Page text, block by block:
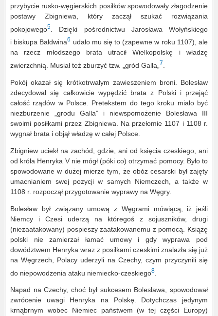
przybycie rusko-węgierskich posiłków spowodowały złagodzenie
postawy Zbigniewa, który zaczął szukać rozwiązania
pokojowego5
. Dzięki pośrednictwu Jarosława Wołyńskiego
i biskupa Baldwina6 udało mu się to (zapewne w roku 1107), ale
na rzecz młodszego brata utracił Wielkopolskę i władzę
zwierzchnią. Musiał też zburzyć tzw. „gród Galla„ 7
Pokój okazał się krótkotrwałym zawieszeniem broni. Bolesław
zdecydował się całkowicie wypędzić brata z Polski i przejąć
całość rządów w Polsce. Pretekstem do tego kroku miało być
niezburzenie „grodu Galla” i niewspomożenie Bolesława III
swoimi posiłkami przez Zbigniewa. Na przełomie 1107 i 1108 r.
wygnał brata i objął władzę w całej Polsce.
Zbigniew uciekł na zachód, gdzie, ani od księcia czeskiego, ani
od króla Henryka V nie mógł (póki co) otrzymać pomocy. Było to
spowodowane w dużej mierze tym, że obóz cesarski był zajęty
umacnianiem swej pozycji w samych Niemczech, a także w
1108 r. rozpoczął przygotowanie wyprawy na Węgry.
Bolesław był związany umową z Węgrami mówiącą, iż jeśli
Niemcy i Czesi uderzą na któregoś z sojuszników, drugi
(niezaatakowany) pospieszy zaatakowanemu z pomocą. Książę
polski nie zamierzał łamać umowy i gdy wyprawa pod
dowództwem Henryka wraz z posiłkami czeskimi znalazła się już
na Węgrzech, Polacy uderzyli na Czechy, czym przyczynili się
do niepowodzenia ataku niemiecko-czeskiego8
Napad na Czechy, choć był sukcesem Bolesława, spowodował
zwrócenie uwagi Henryka na Polskę. Dotychczas jedynym
krnąbrnym wobec Niemiec państwem (w tej części Europy)